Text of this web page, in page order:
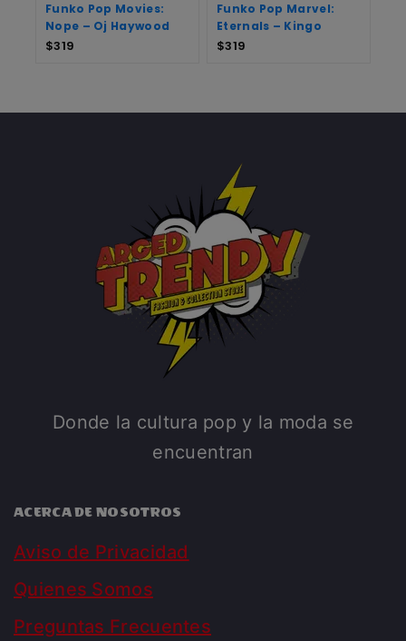
Funko Pop Movies:
Nope – Oj Haywood
$319
Funko Pop Marvel:
Eternals – Kingo
$319
Donde la cultura pop y la moda se
encuentran
ACERCA DE NOSOTROS
Aviso de Privacidad
Quienes Somos
Preguntas Frecuentes